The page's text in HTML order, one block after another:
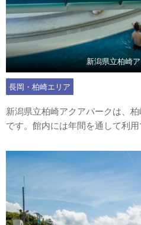
新潟県立柏崎
長岡・柏崎エリア
新潟県立柏崎アクアパークは、
です。館内には年間を通して利